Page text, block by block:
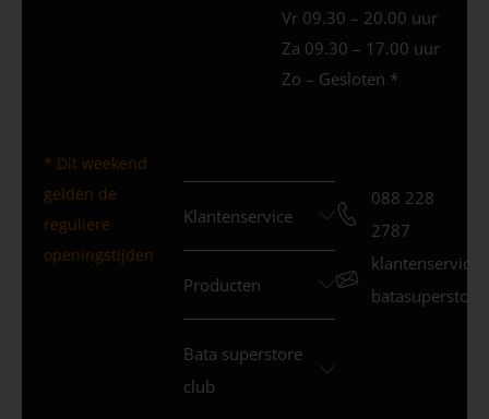
Vr 09.30 – 20.00 uur
Za 09.30 – 17.00 uur
Zo – Gesloten *
* Dit weekend
gelden de
reguliere
openingstijden
Klantenservice
Producten
Bata superstore
club
088 228
2787